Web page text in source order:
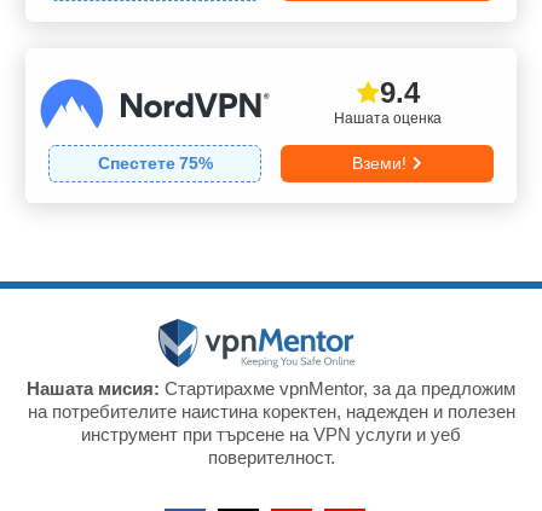
Нашата оценка
9.4
Спестете 75% Вземи!
Нашата мисия: Стартирахме vpnMentor, за да предложим
на потребителите наистина коректен, надежден и полезен
инструмент при търсене на VPN услуги и уеб
поверителност.